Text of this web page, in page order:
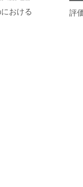
おける
評